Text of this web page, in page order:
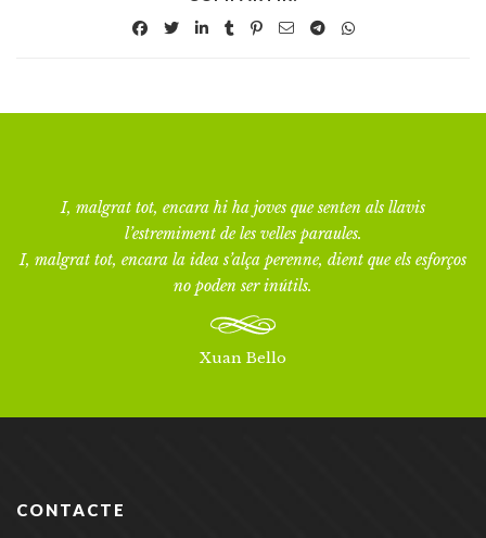
I, malgrat tot, encara hi ha joves que senten als llavis
l’estremiment de les velles paraules.
I, malgrat tot, encara la idea s’alça perenne, dient que els esforços
no poden ser inútils.
Xuan Bello
CONTACTE